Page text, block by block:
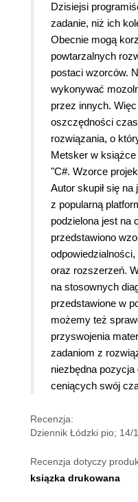
Dzisiejsi
zadanie, niż ich
Obecnie mogą
powtarzalnych
postaci wzorców.
wykonywać
przez innych.
oszczędności
rozwiązania, o
Metsker w
"C#. Wzorce
Autor skupił się
z popularną
podzielona jest na
przedstawiono
oraz rozszerzeń.
na stosownych
przedstawione w
możemy też
przyswojenia
zadaniom z
niezbędna
ceniących swój
Recenzja:
Dziennik Łódzki pio; 14/
Recenzja dotyczy
ksiązka drukowana